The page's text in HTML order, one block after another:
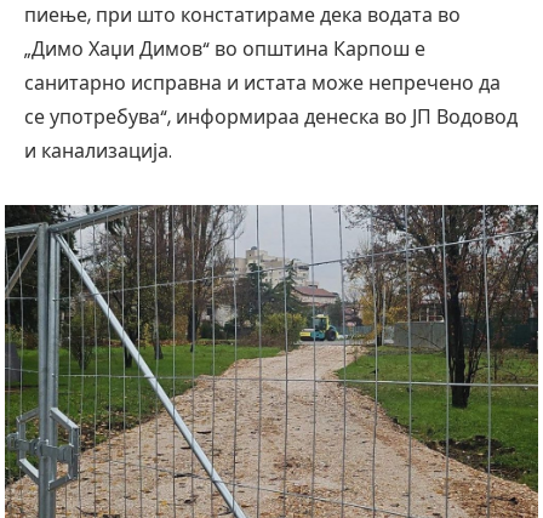
пиење, при што констатираме дека водата во
„Димо Хаџи Димов“ во општина Карпош е
санитарно исправна и истата може непречено да
се употребува“, информираа денеска во ЈП Водовод
и канализација.